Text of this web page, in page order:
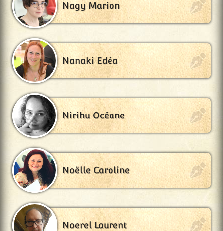
Nagy Marion
Nanaki Edéa
Nirihu Océane
Noëlle Caroline
Noerel Laurent